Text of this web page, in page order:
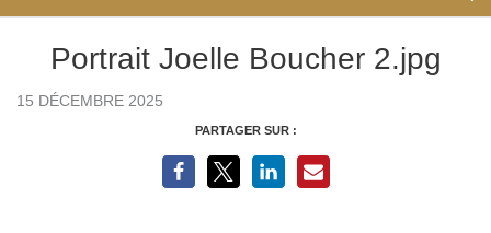
Portrait Joelle Boucher 2.jpg
15 DÉCEMBRE 2025
PARTAGER SUR :